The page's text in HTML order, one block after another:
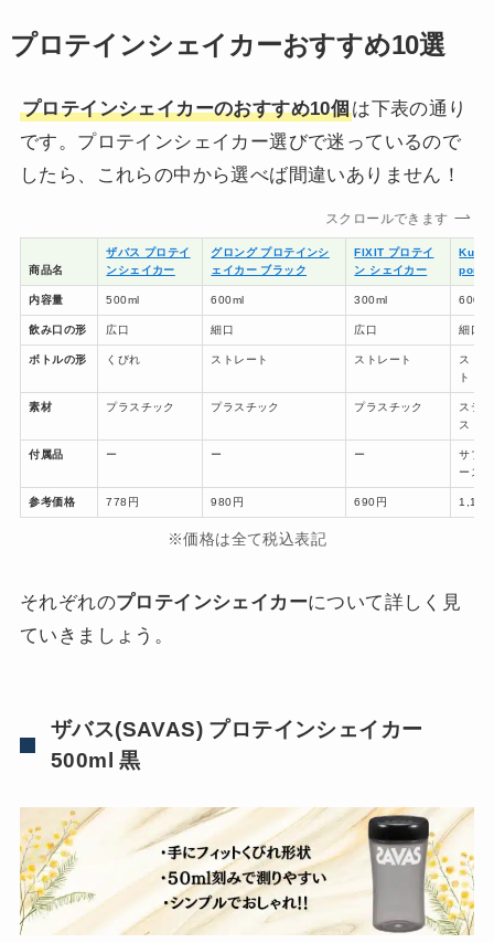
プロテインシェイカーおすすめ10選
プロテインシェイカーのおすすめ10個は下表の通り
です。プロテインシェイカー選びで迷っているので
したら、これらの中から選べば間違いありません！
スクロールできます
商品名
ザバス プロテイ
ンシェイカー
グロング プロテインシ
ェイカー ブラック
FIXIT プロテイ
ン シェイカー
ports
内容量 500ml 600ml 300ml 600ml
飲み口の形 広口 細口 広口 細口
ボトルの形 くびれ ストレート ストレート
スト
ト
素材 プラスチック プラスチック プラスチック
ステ
ス
付属品 ー ー ー
サプ
ース
参考価格 778円 980円 690円 1,190
※価格は全て税込表記
それぞれのプロテインシェイカーについて詳しく見
ていきましょう。
ザバス(SAVAS) プロテインシェイカー
500ml 黒